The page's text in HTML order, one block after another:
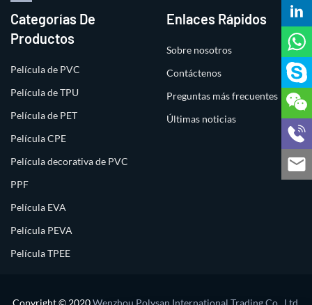
Categorías De
Productos
Película de PVC
Película de TPU
Película de PET
Película CPE
Película decorativa de PVC
PPF
Película EVA
Película PEVA
Película TPEE
Enlaces Rápidos
Sobre nosotros
Contáctenos
Preguntas más frecuentes
Últimas noticias
Copyright © 2020Wenzhou Polysan International Trading Co., Ltd.